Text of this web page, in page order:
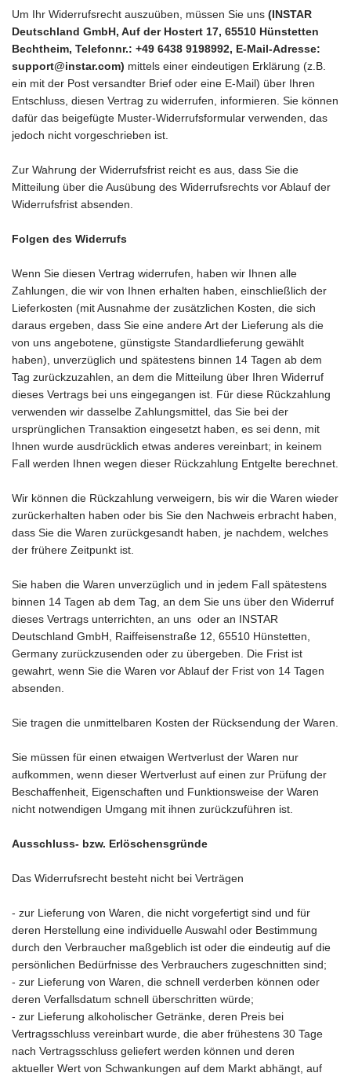
Um Ihr Widerrufsrecht auszuüben, müssen Sie uns (INSTAR
Deutschland GmbH, Auf der Hostert 17, 65510 Hünstetten
Bechtheim, Telefonnr.: +49 6438 9198992, E-Mail-Adresse:
support@instar.com) mittels einer eindeutigen Erklärung (z.B.
ein mit der Post versandter Brief oder eine E-Mail) über Ihren
Entschluss, diesen Vertrag zu widerrufen, informieren. Sie können
dafür das beigefügte Muster-Widerrufsformular verwenden, das
jedoch nicht vorgeschrieben ist.
Zur Wahrung der Widerrufsfrist reicht es aus, dass Sie die
Mitteilung über die Ausübung des Widerrufsrechts vor Ablauf der
Widerrufsfrist absenden.
Folgen des Widerrufs
Wenn Sie diesen Vertrag widerrufen, haben wir Ihnen alle
Zahlungen, die wir von Ihnen erhalten haben, einschließlich der
Lieferkosten (mit Ausnahme der zusätzlichen Kosten, die sich
daraus ergeben, dass Sie eine andere Art der Lieferung als die
von uns angebotene, günstigste Standardlieferung gewählt
haben), unverzüglich und spätestens binnen 14 Tagen ab dem
Tag zurückzuzahlen, an dem die Mitteilung über Ihren Widerruf
dieses Vertrags bei uns eingegangen ist. Für diese Rückzahlung
verwenden wir dasselbe Zahlungsmittel, das Sie bei der
ursprünglichen Transaktion eingesetzt haben, es sei denn, mit
Ihnen wurde ausdrücklich etwas anderes vereinbart; in keinem
Fall werden Ihnen wegen dieser Rückzahlung Entgelte berechnet.
Wir können die Rückzahlung verweigern, bis wir die Waren wieder
zurückerhalten haben oder bis Sie den Nachweis erbracht haben,
dass Sie die Waren zurückgesandt haben, je nachdem, welches
der frühere Zeitpunkt ist.
Sie haben die Waren unverzüglich und in jedem Fall spätestens
binnen 14 Tagen ab dem Tag, an dem Sie uns über den Widerruf
dieses Vertrags unterrichten, an uns oder an INSTAR
Deutschland GmbH, Raiffeisenstraße 12, 65510 Hünstetten,
Germany zurückzusenden oder zu übergeben. Die Frist ist
gewahrt, wenn Sie die Waren vor Ablauf der Frist von 14 Tagen
absenden.
Sie tragen die unmittelbaren Kosten der Rücksendung der Waren.
Sie müssen für einen etwaigen Wertverlust der Waren nur
aufkommen, wenn dieser Wertverlust auf einen zur Prüfung der
Beschaffenheit, Eigenschaften und Funktionsweise der Waren
nicht notwendigen Umgang mit ihnen zurückzuführen ist.
Ausschluss- bzw. Erlöschensgründe
Das Widerrufsrecht besteht nicht bei Verträgen
- zur Lieferung von Waren, die nicht vorgefertigt sind und für
deren Herstellung eine individuelle Auswahl oder Bestimmung
durch den Verbraucher maßgeblich ist oder die eindeutig auf die
persönlichen Bedürfnisse des Verbrauchers zugeschnitten sind;
- zur Lieferung von Waren, die schnell verderben können oder
deren Verfallsdatum schnell überschritten würde;
- zur Lieferung alkoholischer Getränke, deren Preis bei
Vertragsschluss vereinbart wurde, die aber frühestens 30 Tage
nach Vertragsschluss geliefert werden können und deren
aktueller Wert von Schwankungen auf dem Markt abhängt, auf